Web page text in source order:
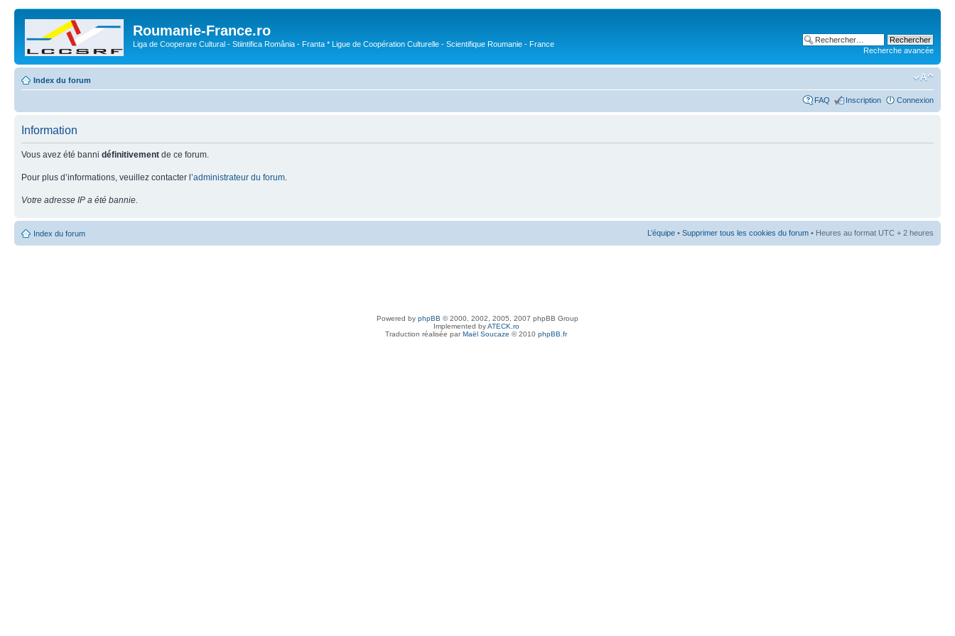
Roumanie-France.ro
Liga de Cooperare Cultural - Stiintifica România - Franta * Ligue de Coopération Culturelle - Scientifique Roumanie - France
Recherche avancée
Index du forum
FAQ Inscription Connexion
Information
Vous avez été banni définitivement de ce forum.
Pour plus d’informations, veuillez contacter l’administrateur du forum
Votre adresse IP a été bannie.
Index du forum L’équipe • Supprimer tous les cookies du forum • Heures au format UTC + 2 heures
Powered by phpBB © 2000, 2002, 2005, 2007 phpBB Group
Implemented byATECK.ro
Traduction réalisée parMaël Soucaze © 2010 phpBB.fr